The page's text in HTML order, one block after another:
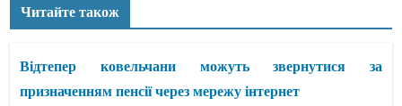
Читайте також
Відтепер ковельчани можуть звернутися за
призначенням пенсії через мережу інтернет